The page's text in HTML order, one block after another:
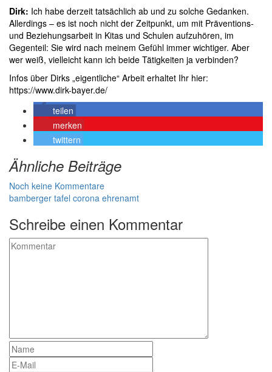
Dirk: Ich habe derzeit tatsächlich ab und zu solche Gedanken.
Allerdings – es ist noch nicht der Zeitpunkt, um mit Präventions-
und Beziehungsarbeit in Kitas und Schulen aufzuhören, im
Gegenteil: Sie wird nach meinem Gefühl immer wichtiger. Aber
wer weiß, vielleicht kann ich beide Tätigkeiten ja verbinden?
Infos über Dirks „eigentliche“ Arbeit erhaltet Ihr hier:
https://www.dirk-bayer.de/
teilen
merken
twittern
Ähnliche Beiträge
Noch keine Kommentare
bamberger tafel corona ehrenamt
Schreibe einen Kommentar